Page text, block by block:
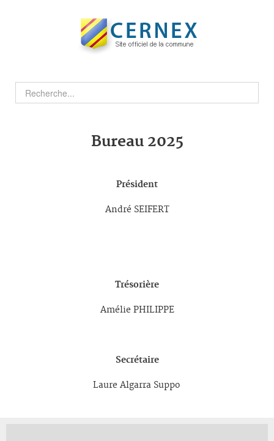
Bureau 2025
Président
André SEIFERT
Trésorière
Amélie PHILIPPE
Secrétaire
Laure Algarra Suppo